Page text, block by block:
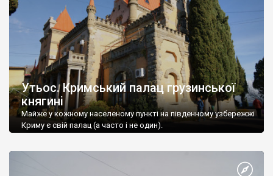
Утьос. Кримський палац грузинської
княгині
Майже у кожному населеному пункті на південному узбережжі
Криму є свій палац (а часто і не один).